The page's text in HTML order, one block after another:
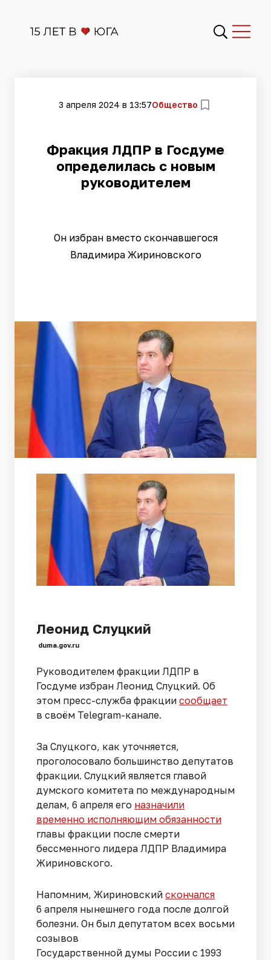
3 апреля 2024 в 13:57Общество
Фракция ЛДПР в Госдуме
определилась с новым
руководителем
Он избран вместо скончавшегося
Владимира Жириновского
Леонид Слуцкий
duma.gov.ru
Руководителем фракции ЛДПР в
Госдуме избран Леонид Слуцкий. Об
этом пресс-служба фракции сообщает
в своём Telegram-канале.
За Слуцкого, как уточняется,
проголосовало большинство депутатов
фракции. Слуцкий является главой
думского комитета по международным
делам, 6 апреля его назначили
временно исполняющим обязанности
главы фракции после смерти
бессменного лидера ЛДПР Владимира
Жириновского.
Напомним, Жириновский скончался
6 апреля нынешнего года после долгой
болезни. Он был депутатом всех восьми
созывов
Государственной думы России с 1993